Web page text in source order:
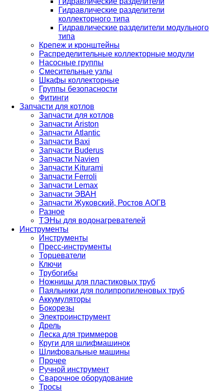
Гидравлические разделители
коллекторного типа
Гидравлические разделители модульного
типа
Крепеж и кронштейны
Распределительные коллекторные модули
Насосные группы
Смесительные узлы
Шкафы коллекторные
Группы безопасности
Фитинги
Запчасти для котлов
Запчасти для котлов
Запчасти Ariston
Запчасти Atlantic
Запчасти Baxi
Запчасти Buderus
Запчасти Navien
Запчасти Kiturami
Запчасти Ferroli
Запчасти Lemax
Запчасти ЭВАН
Запчасти Жуковский, Ростов АОГВ
Разное
ТЭНы для водонагревателей
Инструменты
Инструменты
Пресс-инструменты
Торцеватели
Ключи
Трубогибы
Ножницы для пластиковых труб
Паяльники для полипропиленовых труб
Аккумуляторы
Бокорезы
Электроинструмент
Дрель
Леска для триммеров
Круги для шлифмашинок
Шлифовальные машины
Прочее
Ручной инструмент
Сварочное оборудование
Тросы